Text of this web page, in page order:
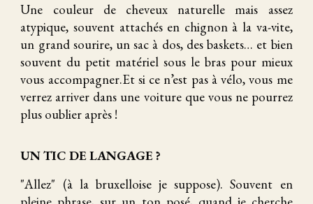
Une couleur de cheveux naturelle mais assez
atypique, souvent attachés en chignon à la va-vite,
un grand sourire, un sac à dos, des baskets… et bien
souvent du petit matériel sous le bras pour mieux
vous accompagner.Et si ce n’est pas à vélo, vous me
verrez arriver dans une voiture que vous ne pourrez
plus oublier après !
UN TIC DE LANGAGE ?
"Allez" (à la bruxelloise je suppose). Souvent en